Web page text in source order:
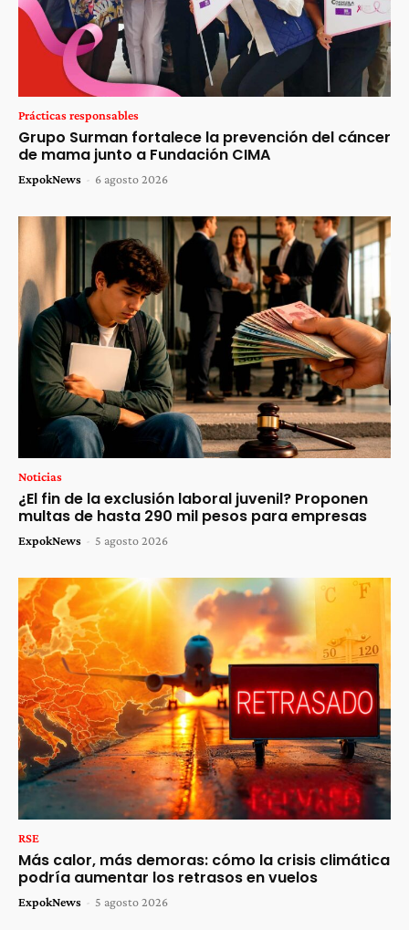
Prácticas responsables
Grupo Surman fortalece la prevención del cáncer
de mama junto a Fundación CIMA
ExpokNews - 6 agosto 2026
Noticias
¿El fin de la exclusión laboral juvenil? Proponen
multas de hasta 290 mil pesos para empresas
ExpokNews - 5 agosto 2026
RSE
Más calor, más demoras: cómo la crisis climática
podría aumentar los retrasos en vuelos
ExpokNews - 5 agosto 2026